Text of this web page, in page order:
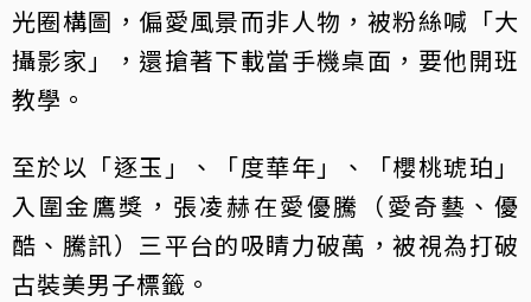
光圈構圖，偏愛風景而非人物，被粉絲喊「大
攝影家」，還搶著下載當手機桌面，要他開班
教學。
至於以「逐玉」、「度華年」、「櫻桃琥珀」
入圍金鷹獎，張凌赫在愛優騰（愛奇藝、優
酷、騰訊）三平台的吸睛力破萬，被視為打破
古裝美男子標籤。